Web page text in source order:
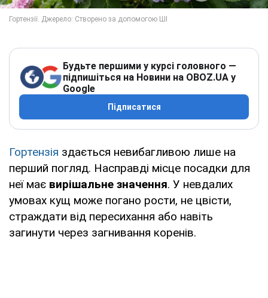
Будьте першими у курсі головного —
підпишіться на Новини на OBOZ.UA у
Google
Підписатися
Гортензія здається невибагливою лише на
перший погляд. Насправді місце посадки для
неї має вирішальне значення. У невдалих
умовах кущ може погано рости, не цвісти,
страждати від пересихання або навіть
загинути через загнивання коренів.